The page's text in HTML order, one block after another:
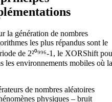
la génération de nombres
les plus répandus sont le
de 2²⁰⁹⁹⁶‑1, le XORShift
les environnements mobiles où la
de nombres aléatoires
physiques – bruit